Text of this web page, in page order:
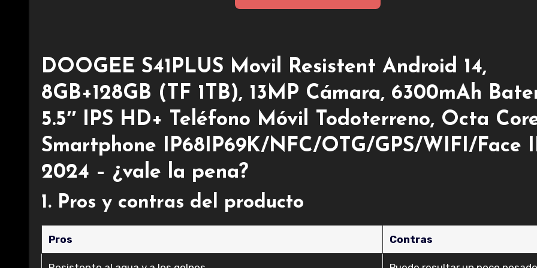
DOOGEE S41PLUS Movil Resistent Android 14,
8GB+128GB (TF 1TB), 13MP Cámara, 6300mAh
5.5″ IPS HD+ Teléfono Móvil Todoterreno, Octa
Smartphone IP68IP69K/NFC/OTG/GPS/WIFI/Face
2024 – ¿vale la pena?
1. Pros y contras del producto
Pros Contras